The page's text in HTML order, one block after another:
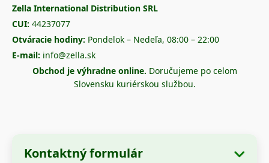
Zella International Distribution SRL
CUI: 44237077
Otváracie hodiny: Pondelok – Nedeľa, 08:00 – 22:00
E-mail: info@zella.sk
Obchod je výhradne online. Doručujeme po celom
Slovensku kuriérskou službou.
Kontaktný formulár